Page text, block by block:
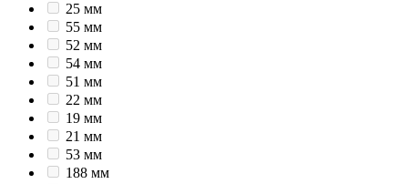
25 мм
55 мм
52 мм
54 мм
51 мм
22 мм
19 мм
21 мм
53 мм
188 мм